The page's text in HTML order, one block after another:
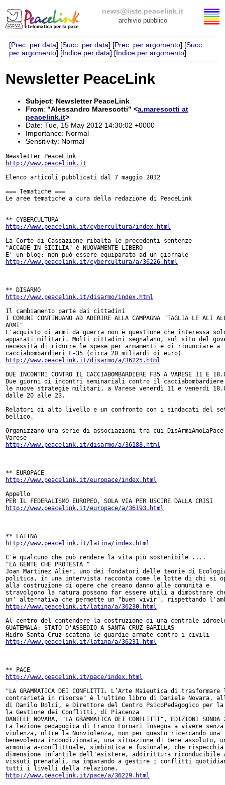
news@liste.peacelink.it
archivio pubblico
Elenco delle liste
Policy delle liste di PeaceLink
Informativa sulla privacy
Richieste di rimozione
[Prec. per data] [Succ. per data] [Prec. per argomento] [Succ.
per argomento] [Indice per data] [Indice per argomento]
Newsletter PeaceLink
Subject: Newsletter PeaceLink
From: "Alessandro Marescotti" <a.marescotti at
peacelink.it>
Date: Tue, 15 May 2012 14:30:02 +0000
Importance: Normal
Sensitivity: Normal
Newsletter PeaceLink
http://www.peacelink.it
Elenco articoli pubblicati dal 7 maggio 2012
=== Tematiche ===
Le aree tematiche a cura della redazione di PeaceLink
** CYBERCULTURA
http://www.peacelink.it/cybercultura/index.html
La Corte di Cassazione ribalta le precedenti sentenze
"ACCADE IN SICILIA" è NUOVAMENTE LIBERO
E' un blog: non può essere equiparato ad un giornale
http://www.peacelink.it/cybercultura/a/36226.html
** DISARMO
http://www.peacelink.it/disarmo/index.html
Il cambiamento parte dai cittadini
I COMUNI CONTINUANO AD ADERIRE ALLA CAMPAGNA "TAGLIA LE ALI
ARMI"
L'acquisto di armi da guerra non è questione che interessa
apparati militari. Molti cittadini segnalano, sul sito del
necessità di ridurre le spese per armamenti e di rinunciare a
http://www.peacelink.it/disarmo/a/36225.html
DUE INCONTRI CONTRO IL CACCIABOMBARDIERE F35 A VARESE 11 E
Due giorni di incontri seminariali contro il cacciabombardiere
le nuove strategie militari, a Varese venerdì 11 e venerdì
dalle 20 alle 23.
Relatori di alto livello e un confronto con i sindacati del
bellico.
Organizzano una serie di associazioni tra cui
Varese
http://www.peacelink.it/disarmo/a/36188.html
** EUROPACE
http://www.peacelink.it/europace/index.html
Appello
http://www.peacelink.it/europace/a/36193.html
** LATINA
http://www.peacelink.it/latina/index.html
C'è qualcuno che può rendere la vita più sostenibile ....
"LA GENTE CHE PROTESTA "
Joan Martinez Alier, uno dei fondatori delle teorie di
politica, in una intervista racconta come le lotte di chi si
alla costruzione di opere che creano danno alle comunità e
stravolgono la natura possono far essere utili a dimostrare
http://www.peacelink.it/latina/a/36230.html
Al centro del contendere la costruzione di una centrale
GUATEMALA: STATO D'ASSEDIO A SANTA CRUZ BARILLAS
http://www.peacelink.it/latina/a/36231.html
** PACE
http://www.peacelink.it/pace/index.html
"LA GRAMMATICA DEI CONFLITTI. L’Arte Maieutica di trasformare
contrarietà in risorse" è l'ultimo libro di Daniele Novara,
di Danilo Dolci, e Direttore del Centro PsicoPedagogico per la
la Gestione dei Conflitti, di Piacenza
DANIELE NOVARA, "LA GRAMMATICA DEI CONFLITTI", EDIZIONI SONDA
La lezione pedagogica di Franco Fornari insegna a vivere senza
violenza, oltre la Nonviolenza, non per questo ricercando una
benevolenza incondizionata, una situazione di bene assoluto,
armonia a-conflittuale, simbiotica e fusionale, che
dimensione infantile dell'esistere, addirittura riconducibile
vissuti prenatali, ma imparando a gestire i conflitti
http://www.peacelink.it/pace/a/36229.html